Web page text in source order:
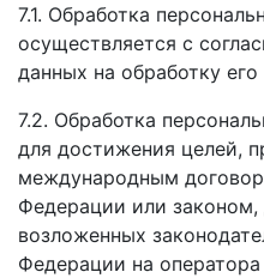
7.1. Обработка
осуществляется с
данных на обработку
7.2. Обработка
для достижения целей,
международным
Федерации или законом,
возложенных
Федерации на